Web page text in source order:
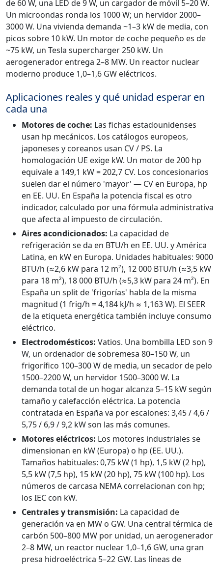
de 60 W, una LED de 9 W, un cargador de móvil 5–20 W.
Un microondas ronda los 1000 W; un hervidor 2000–
3000 W. Una vivienda demanda ~1–3 kW de media, con
picos sobre 10 kW. Un motor de coche pequeño es de
~75 kW, un Tesla supercharger 250 kW. Un
aerogenerador entrega 2–8 MW. Un reactor nuclear
moderno produce 1,0–1,6 GW eléctricos.
Aplicaciones reales y qué unidad esperar en
cada una
Motores de coche: Las fichas estadounidenses
usan hp mecánicos. Los catálogos europeos,
japoneses y coreanos usan CV / PS. La
homologación UE exige kW. Un motor de 200 hp
equivale a 149,1 kW = 202,7 CV. Los concesionarios
suelen dar el número 'mayor' — CV en Europa, hp
en EE. UU. En España la potencia fiscal es otro
indicador, calculado por una fórmula administrativa
que afecta al impuesto de circulación.
Aires acondicionados: La capacidad de
refrigeración se da en BTU/h en EE. UU. y América
Latina, en kW en Europa. Unidades habituales: 9000
BTU/h (≈2,6 kW para 12 m²), 12 000 BTU/h (≈3,5 kW
para 18 m²), 18 000 BTU/h (≈5,3 kW para 24 m²). En
España un split de 'frigorías' habla de la misma
magnitud (1 frig/h = 4,184 kJ/h ≈ 1,163 W). El SEER
de la etiqueta energética también incluye consumo
eléctrico.
Electrodomésticos: Vatios. Una bombilla LED son 9
W, un ordenador de sobremesa 80–150 W, un
frigorífico 100–300 W de media, un secador de pelo
1500–2200 W, un hervidor 1500–3000 W. La
demanda total de un hogar alcanza 5–15 kW según
tamaño y calefacción eléctrica. La potencia
contratada en España va por escalones: 3,45 / 4,6 /
5,75 / 6,9 / 9,2 kW son las más comunes.
Motores eléctricos: Los motores industriales se
dimensionan en kW (Europa) o hp (EE. UU.).
Tamaños habituales: 0,75 kW (1 hp), 1,5 kW (2 hp),
5,5 kW (7,5 hp), 15 kW (20 hp), 75 kW (100 hp). Los
números de carcasa NEMA correlacionan con hp;
los IEC con kW.
Centrales y transmisión: La capacidad de
generación va en MW o GW. Una central térmica de
carbón 500–800 MW por unidad, un aerogenerador
2–8 MW, un reactor nuclear 1,0–1,6 GW, una gran
presa hidroeléctrica 5–22 GW. Las líneas de